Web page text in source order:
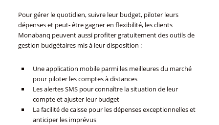
Pour gérer le quotidien, suivre leur budget, piloter leurs
dépenses et peut- être gagner en flexibilité, les clients
Monabanq peuvent aussi profiter gratuitement des outils de
gestion budgétaires mis à leur disposition :
Une application mobile parmi les meilleures du marché
pour piloter les comptes à distances
Les alertes SMS pour connaître la situation de leur
compte et ajuster leur budget
La facilité de caisse pour les dépenses exceptionnelles et
anticiper les imprévus